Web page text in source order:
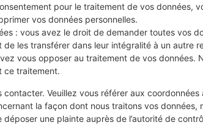
pour le traitement de vos données,
vos données personnelles.
: vous avez le droit de demander toutes vos
les transférer dans leur intégralité à un autre
vous opposer au traitement de vos données.
ce traitement.
contacter. Veuillez vous référer aux
la façon dont nous traitons vos données,
une plainte auprès de l’autorité de